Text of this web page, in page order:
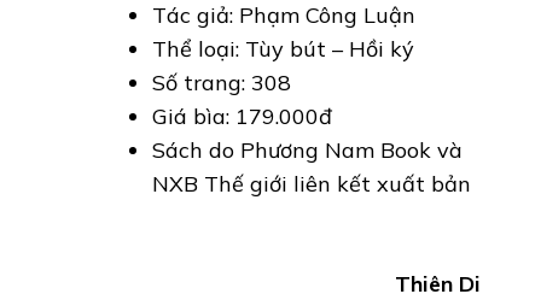
Tác giả: Phạm Công Luận
Thể loại: Tùy bút – Hồi ký
Số trang: 308
Giá bìa: 179.000đ
Sách do Phương Nam Book và
NXB Thế giới liên kết xuất bản
Thiên Di